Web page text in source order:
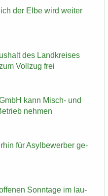
der Elbe wird wei­ter
des Land­krei­ses
Voll­zug frei
kann Misch-​ und
neh­men
für Asyl­be­wer­ber ge­
Sonn­ta­ge im lau­